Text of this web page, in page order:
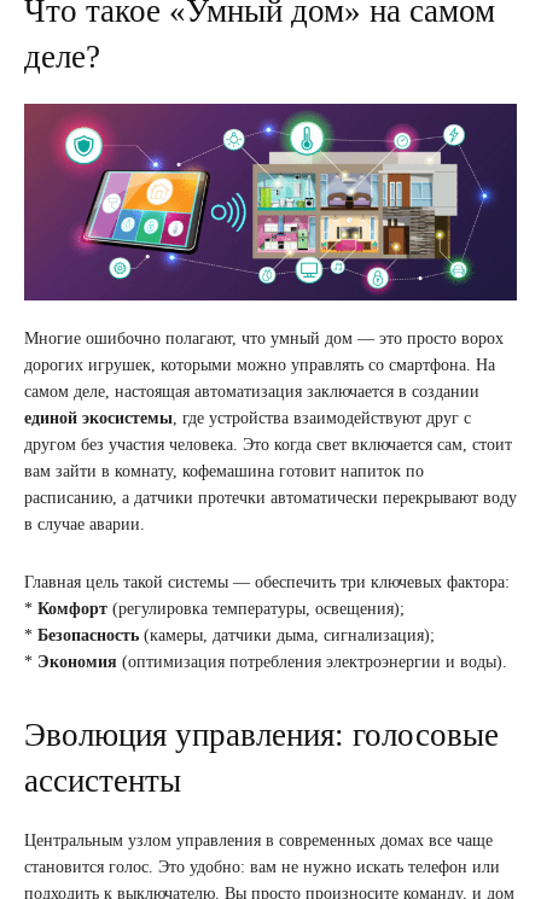
Что такое «Умный дом» на самом
деле?
Многие ошибочно полагают, что умный дом — это просто ворох
дорогих игрушек, которыми можно управлять со смартфона. На
самом деле, настоящая автоматизация заключается в создании
единой экосистемы, где устройства взаимодействуют друг с
другом без участия человека. Это когда свет включается сам, стоит
вам зайти в комнату, кофемашина готовит напиток по
расписанию, а датчики протечки автоматически перекрывают воду
в случае аварии.
Главная цель такой системы — обеспечить три ключевых фактора:
* Комфорт (регулировка температуры, освещения);
* Безопасность (камеры, датчики дыма, сигнализация);
* Экономия (оптимизация потребления электроэнергии и воды).
Эволюция управления: голосовые
ассистенты
Центральным узлом управления в современных домах все чаще
становится голос. Это удобно: вам не нужно искать телефон или
подходить к выключателю. Вы просто произносите команду, и дом